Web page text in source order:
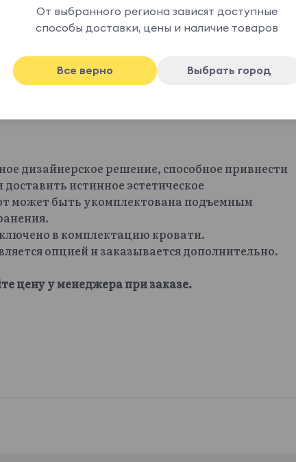
дизайнерское решение, способное привнести
истинное эстетическое
может быть укомплектована подъемным
в комплектацию кровати.
опцией и заказывается дополнительно.
цену у менеджера при заказе.
От выбранного региона зависят доступные
способы доставки, цены и наличие товаров
Все верно Выбрать город